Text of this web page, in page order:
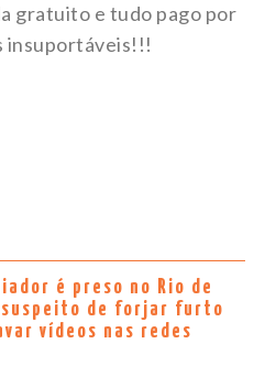
gratuito e tudo pago por
insuportáveis!!!
é preso no Rio de
suspeito de forjar furto
vídeos nas redes